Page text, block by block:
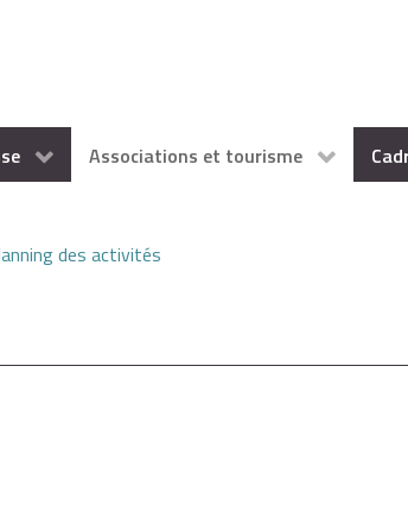
Associations et tourisme
des activités